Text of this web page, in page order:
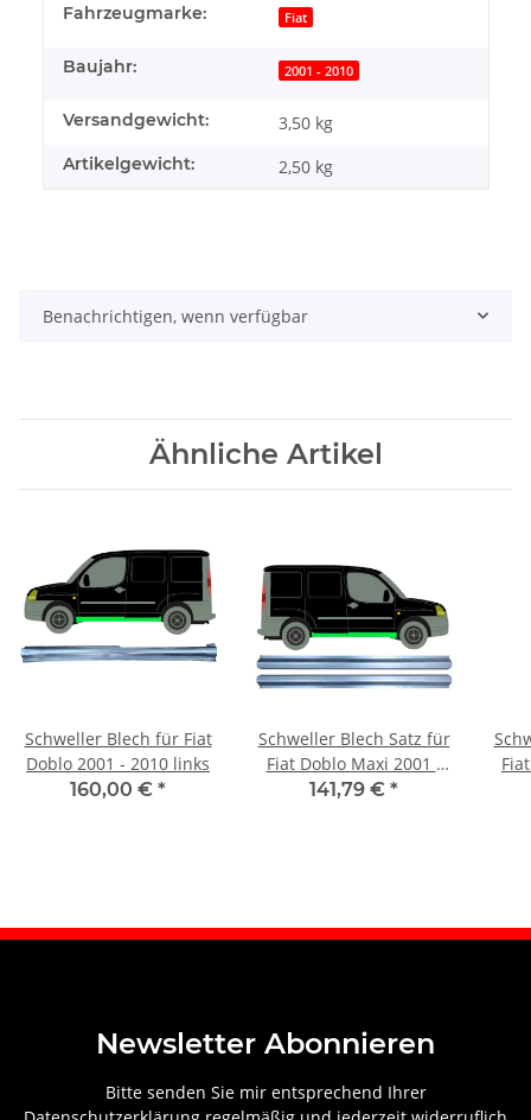
Fahrzeugmarke: Fiat
Baujahr: 2001 - 2010
Versandgewicht: 3,50 kg
Artikelgewicht: 2,50 kg
Benachrichtigen, wenn verfügbar
Ähnliche Artikel
Schweller Blech für Fiat
Doblo 2001 - 2010 links
160,00 € *
Schweller Blech Satz für
Fiat Doblo Maxi 2001 -
2010 rechts & links
141,79 € *
Newsletter Abonnieren
Bitte senden Sie mir entsprechend Ihrer